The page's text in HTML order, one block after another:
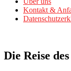
Kontakt &
Die Reise